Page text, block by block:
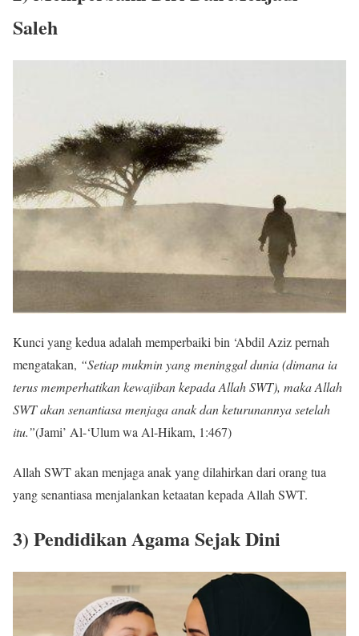
Saleh
Kunci yang kedua adalah memperbaiki bin ‘Abdil Aziz pernah
mengatakan, “Setiap mukmin yang meninggal dunia (dimana ia
terus memperhatikan kewajiban kepada Allah SWT), maka Allah
SWT akan senantiasa menjaga anak dan keturunannya setelah
itu.”(Jami’ Al-‘Ulum wa Al-Hikam, 1:467)
Allah SWT akan menjaga anak yang dilahirkan dari orang tua
yang senantiasa menjalankan ketaatan kepada Allah SWT.
3) Pendidikan Agama Sejak Dini